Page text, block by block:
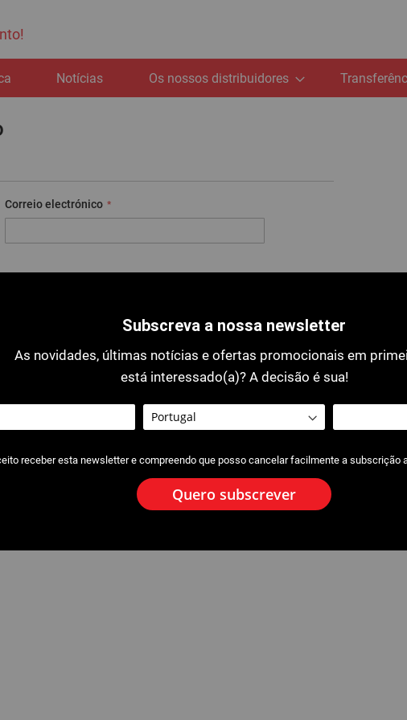
Notícias Os nossos distribuidores
Correio electrónico
Correio electrónico
Subscreva a nossa newsletter
As novidades, últimas notícias e ofertas promocionais em
está interessado(a)? A decisão é sua!
receber esta newsletter e compreendo que posso cancelar facilmente a subscrição
Quero subscrever